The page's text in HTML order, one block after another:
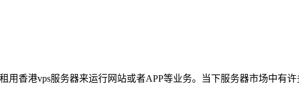
香港vps服务器来运行网站或者APP等业务。当下服务器市场中有